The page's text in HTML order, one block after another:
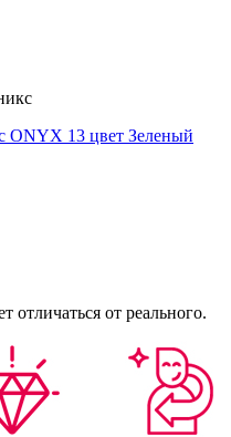
от реального.